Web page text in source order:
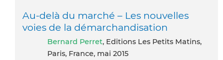
Au-delà du marché – Les nouvelles
voies de la démarchandisation
Bernard Perret, Editions Les Petits Matins,
Paris, France, mai 2015